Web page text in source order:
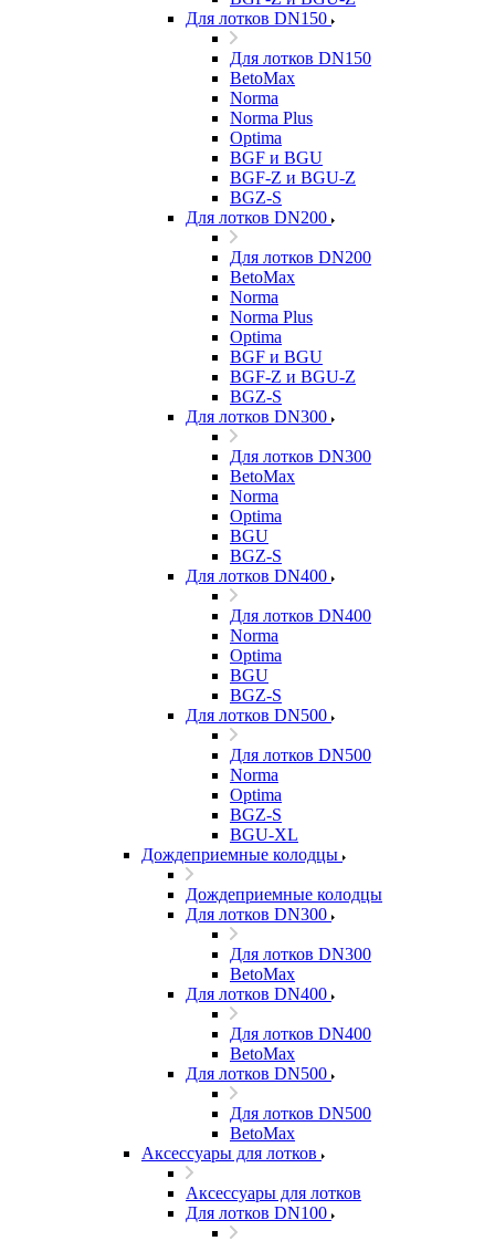
Для лотков DN150
Для лотков DN150
BetoMax
Norma
Norma Plus
Optima
BGF и BGU
BGF-Z и BGU-Z
BGZ-S
Для лотков DN200
Для лотков DN200
BetoMax
Norma
Norma Plus
Optima
BGF и BGU
BGF-Z и BGU-Z
BGZ-S
Для лотков DN300
Для лотков DN300
BetoMax
Norma
Optima
BGU
BGZ-S
Для лотков DN400
Для лотков DN400
Norma
Optima
BGU
BGZ-S
Для лотков DN500
Для лотков DN500
Norma
Optima
BGZ-S
BGU-XL
Дождеприемные колодцы
Дождеприемные колодцы
Для лотков DN300
Для лотков DN300
BetoMax
Для лотков DN400
Для лотков DN400
BetoMax
Для лотков DN500
Для лотков DN500
BetoMax
Аксессуары для лотков
Аксессуары для лотков
Для лотков DN100